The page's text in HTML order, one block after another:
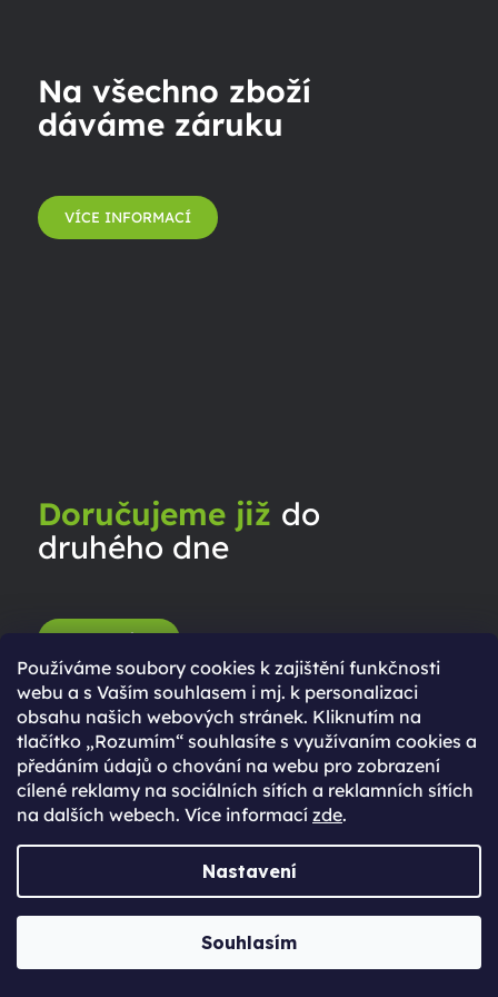
Používáme soubory cookies k zajištění funkčnosti
webu a s Vaším souhlasem i mj. k personalizaci
obsahu našich webových stránek. Kliknutím na
tlačítko „Rozumím“ souhlasíte s využívaním cookies a
předáním údajů o chování na webu pro zobrazení
cílené reklamy na sociálních sítích a reklamních sítích
na dalších webech. Více informací zde.
Nastavení
Souhlasím
Na všechno zboží
dáváme záruku
VÍCE INFORMACÍ
Doručujeme již do
druhého dne
Poznej náš tým
Jabkolevně